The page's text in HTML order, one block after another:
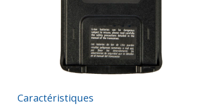
Caractéristiques